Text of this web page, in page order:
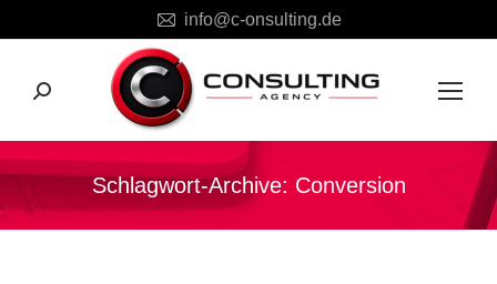
info@c-onsulting.de
Search:
Schlagwort-Archive: Conversion